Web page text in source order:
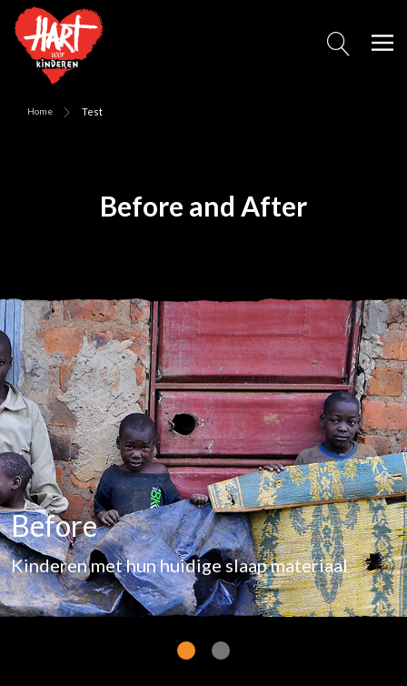
Home Test
Before and After
Before
Kinderen met hun huidige slaap materiaal